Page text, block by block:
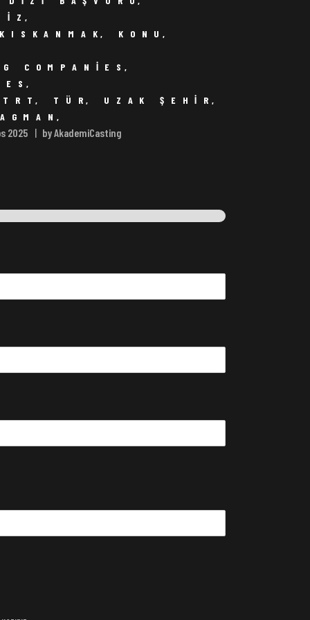
,
KISKANMAK, KONU,
COMPANIES,
,
TRT, TÜR, UZAK ŞEHIR,
,
2025 by AkademiCasting